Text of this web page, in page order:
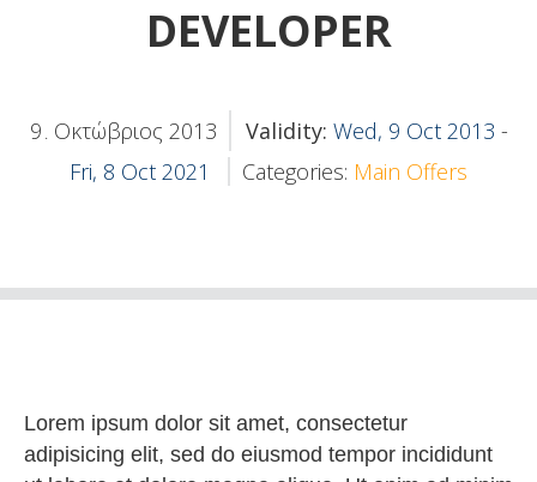
DEVELOPER
9 . Οκτώβριος 2013 Validity: Wed, 9 Oct 2013 -
Fri, 8 Oct 2021
Categories: Main Offers
Lorem ipsum dolor sit amet, consectetur
adipisicing elit, sed do eiusmod tempor incididunt